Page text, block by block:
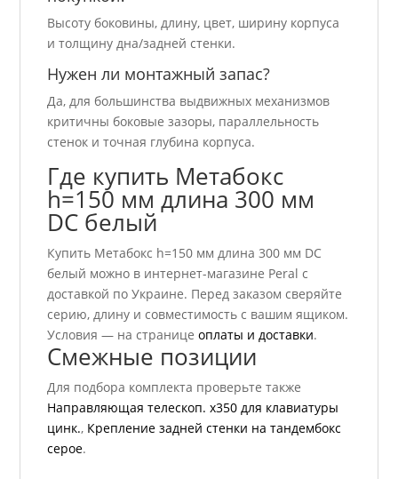
Высоту боковины, длину, цвет, ширину корпуса
и толщину дна/задней стенки.
Нужен ли монтажный запас?
Да, для большинства выдвижных механизмов
критичны боковые зазоры, параллельность
стенок и точная глубина корпуса.
Где купить Метабокс
h=150 мм длина 300 мм
DC белый
Купить Метабокс h=150 мм длина 300 мм DC
белый можно в интернет-магазине Peral с
доставкой по Украине. Перед заказом сверяйте
серию, длину и совместимость с вашим ящиком.
Условия — на страницеоплаты и доставки.
Смежные позиции
Для подбора комплекта проверьте также
Направляющая телескоп. х350 для клавиатуры
цинк., Крепление задней стенки на тандембокс
серое.